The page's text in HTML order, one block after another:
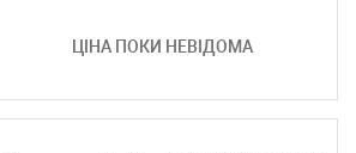
ЦІНА ПОКИ НЕВІДОМА